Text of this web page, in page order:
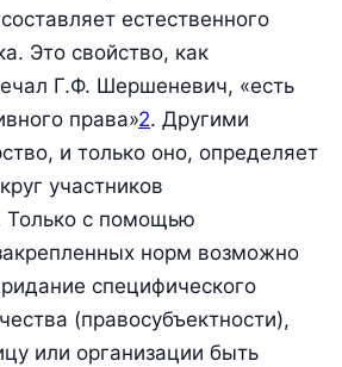
естественного
Это свойство, как
Г.Ф. Шершеневич, «есть
права»2. Другими
и только оно, определяет
участников
Только с помощью
норм возможно
специфического
(правосубъектности),
или организации быть